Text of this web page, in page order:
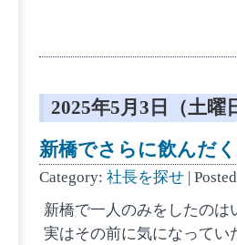
2025年5月3日（土曜
新橋でさらに飲んだ
Category: 社長を探せ |
新橋で一人のみをしたの
実はその前に気になって